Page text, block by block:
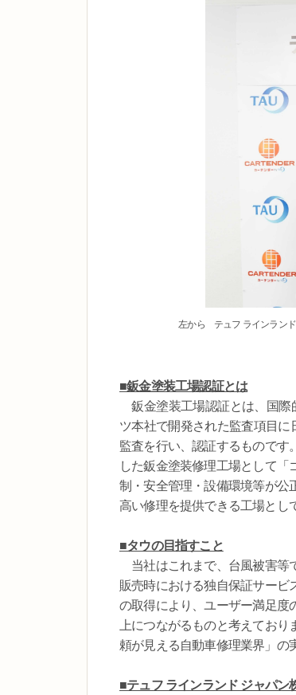
左から テュフ ラインラン
■鈑金塗装工場認証とは
鈑金塗装工場認証とは、国際
ツ本社で開発された監査項目
監査を行い、認証するものです
した鈑金塗装修理工場として
制・安全管理・設備環境等が公
高い修理を提供できる工場とし
■タウの目指すこと
当社はこれまで、台風被害等
販売時における独自保証サービ
の取得により、ユーザー満足度
上につながるものと考えてお
頼が見える自動車修理業界」の
■テュフ ラインランド ジャパン